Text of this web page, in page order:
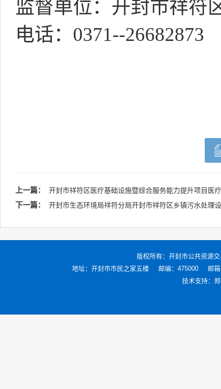
监督单位：开封市祥符
电话： 0371--26682873
上一篇： 开封市祥符区医疗基础设施暨综合服务能力提升项目医
下一篇： 开封市生态环境局祥符分局开封市祥符区乡镇污水处理
版权所有： 开封市公共资源
地址：开封市市民之家五楼
邮编：475000
邮
技术支持：